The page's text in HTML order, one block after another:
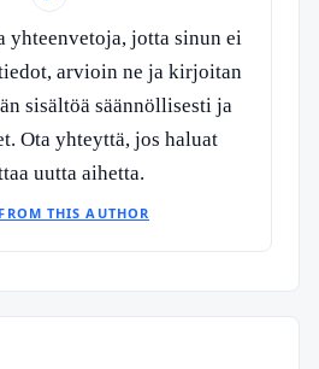
yhteenvetoja, jotta sinun ei
arvioin ne ja kirjoitan
sisältöä säännöllisesti ja
Ota yhteyttä, jos haluat
uutta aihetta.
THIS AUTHOR